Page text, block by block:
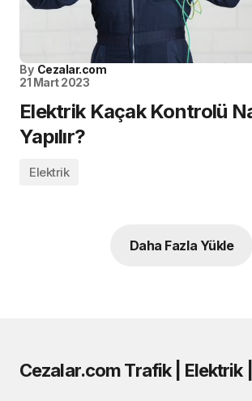
By Cezalar.com
21 Mart 2023
Elektrik Kaçak Kontrolü
Yapılır?
Elektrik
Daha Fazla Yükle
Cezalar.com Trafik | Elektrik